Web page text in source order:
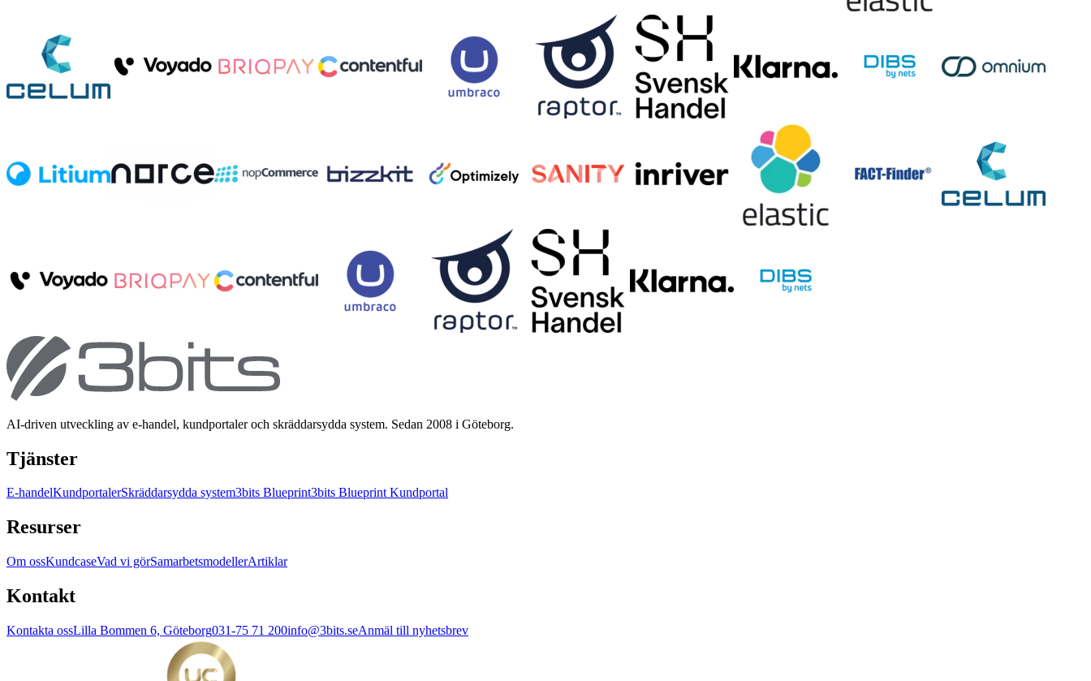
AI-driven utveckling av e-handel, kundportaler och skräddarsydda system. Sedan 2008 i Göteborg.
Tjänster
E-handelKundportalerSkräddarsydda system3bits Blueprint3bits Blueprint Kundportal
Resurser
Om ossKundcaseVad vi görSamarbetsmodellerArtiklar
Kontakt
Kontakta ossLilla Bommen 6, Göteborg031-75 71 200info@3bits.seAnmäl till nyhetsbrev